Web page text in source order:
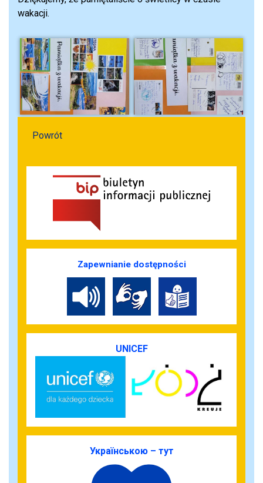
wakacji.
Powrót
Zapewnianie dostępności
UNICEF
Українською – тут